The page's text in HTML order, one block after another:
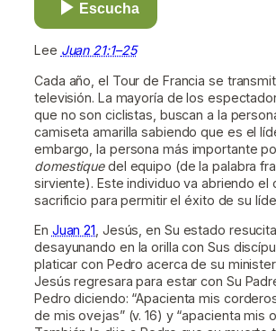
Escucha
Lee Juan 21:1–25
Cada año, el Tour de Francia se
televisión. La mayoría de los
que no son ciclistas, buscan a la
camiseta amarilla sabiendo que es el
embargo, la persona más importante
domestiquedel equipo (de la palabra
sirviente). Este individuo va abriendo el
sacrificio para permitir el éxito de su
En Juan 21 , Jesús, en Su estado
desayunando en la orilla con Sus
platicar con Pedro acerca de su
Jesús regresara para estar con Su
Pedro diciendo: “Apacienta mis
de mis ovejas” (v. 16) y “apacienta mis